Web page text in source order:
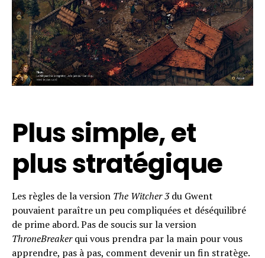
Plus simple, et
plus stratégique
Les règles de la version The Witcher 3du Gwent
pouvaient paraître un peu compliquées et déséquilibré
de prime abord. Pas de soucis sur la version
ThroneBreakerqui vous prendra par la main pour vous
apprendre, pas à pas, comment devenir un fin stratège.